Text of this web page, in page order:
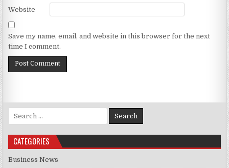
Website
Save my name, email, and website in this browser for the next
time I comment.
Search for:
CATEGORIES
Business News